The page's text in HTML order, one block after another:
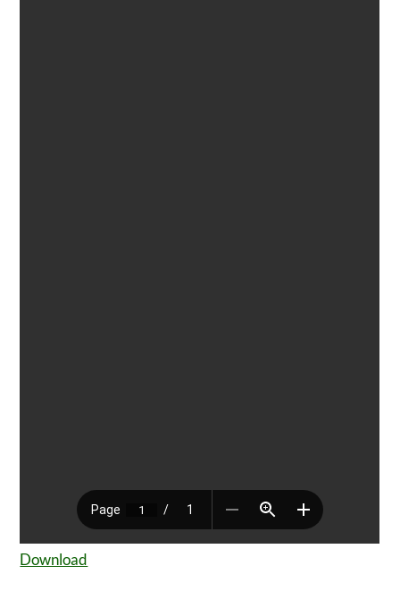
Download